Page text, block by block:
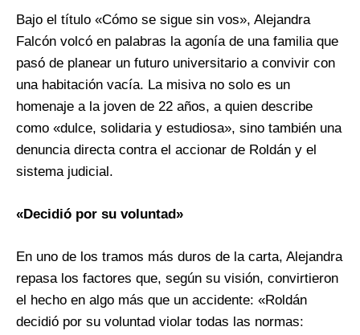
Bajo el título «Cómo se sigue sin vos», Alejandra
Falcón volcó en palabras la agonía de una familia que
pasó de planear un futuro universitario a convivir con
una habitación vacía. La misiva no solo es un
homenaje a la joven de 22 años, a quien describe
como «dulce, solidaria y estudiosa», sino también una
denuncia directa contra el accionar de Roldán y el
sistema judicial.
«Decidió por su voluntad»
En uno de los tramos más duros de la carta, Alejandra
repasa los factores que, según su visión, convirtieron
el hecho en algo más que un accidente: «Roldán
decidió por su voluntad violar todas las normas: